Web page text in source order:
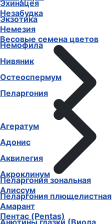
Незабудка
Немезия
Немофила
Нивяник
Остеоспермум
Пеларгония
Пеларгония зональная
Пеларгония плющелистная
Пентас (Pentas)
Эхинацея
Экзотика
Весовые семена цветов
Агератум
Адонис
Аквилегия
Акроклинум
Алиссум
Амарант
Анютины глазки (Виола